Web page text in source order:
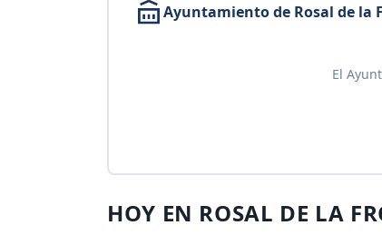
Ayuntamiento de Rosal de la
El
HOY EN ROSAL DE LA